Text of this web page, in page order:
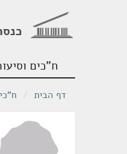
ח"כים
דף הבית /